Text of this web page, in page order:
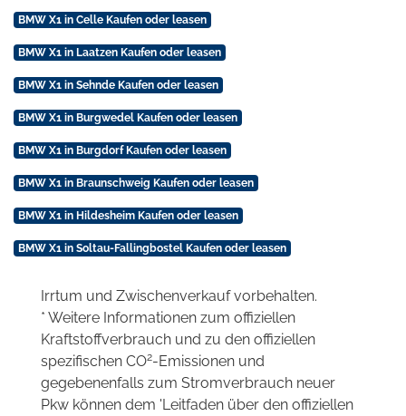
BMW X1 in Celle Kaufen oder leasen
BMW X1 in Laatzen Kaufen oder leasen
BMW X1 in Sehnde Kaufen oder leasen
BMW X1 in Burgwedel Kaufen oder leasen
BMW X1 in Burgdorf Kaufen oder leasen
BMW X1 in Braunschweig Kaufen oder leasen
BMW X1 in Hildesheim Kaufen oder leasen
BMW X1 in Soltau-Fallingbostel Kaufen oder leasen
Irrtum und Zwischenverkauf vorbehalten.
* Weitere Informationen zum offiziellen
Kraftstoffverbrauch und zu den offiziellen
spezifischen CO2-Emissionen und
gegebenenfalls zum Stromverbrauch neuer
Pkw können dem 'Leitfaden über den offiziellen